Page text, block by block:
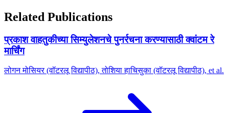
Related Publications
प्रकाश वाहतुकीच्या सिम्युलेशनचे पुनर्रचना करण्यासाठी क्वांटम रे
मार्चिंग
लोगन मोसियर (वॉटरलू विद्यापीठ), तोशिया हाचिसुका (वॉटरलू विद्यापीठ), et al.